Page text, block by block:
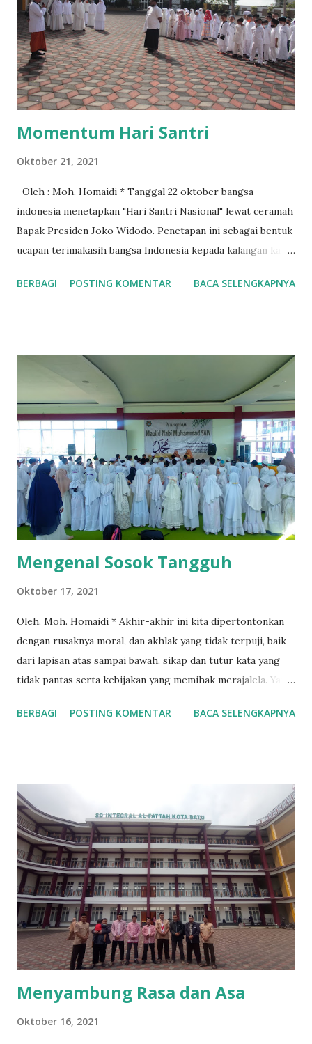
Mengingat kebutuhan dan kesibukan kawan-kawan inilah
menjadi landasan dasar pengambilan kebijakan sementara,
bahwa tahun 2021 LTC cukup enam kali, sesuai jumlah rayon
yang ada. Hal ini juga sebagai upaya mencetak instruktur
yang bejiwa pemimpin dan murabbi. Semangat melahirkan
e...
Momentum Hari Santri
Oktober 21, 2021
Oleh : Moh. Homaidi * Tanggal 22 oktober bangsa
indonesia menetapkan "Hari Santri Nasional" lewat ceramah
Bapak Presiden Joko Widodo. Penetapan ini sebagai bentuk
ucapan terimakasih bangsa Indonesia kepada kalangan kaum
ada pristiwa besar yang patut kita kenang bahkan menjadi
Hasyim Asy'ari menyatakan resulusi jihad. Dengan semangat
jihad inilah para Ulama dan Santri turun ke galanggang
dengan membawa bambu runcing sebagai senjata, dan alat
tumpul lainnya. Diiri takbir yang membara dan bekal
seadanya mampu menjadi senjata yang mematikan. Berkat
karunia Allah, dengan semangat para santri, kemerdekaan
bangsa Indonesia mudah diraih, "Merdeka" Bung Tomo
berteriak, diiri takbir. Allahu Akbar . Sehingga menjadi
sebuah kewajaran pemerintah ...
BERBAGI POSTING KOMENTAR BACA SELENGKAPNYA
Mengenal Sosok Tangguh
Oktober 17, 2021
Oleh. Moh. Homaidi * Akhir-akhir ini kita dipertontonkan
dengan rusaknya moral, dan akhlak yang tidak terpuji, baik
dari lapisan atas sampai bawah, sikap dan tutur kata yang
tidak pantas serta kebijakan yang memihak merajalela. Yang
bahkan menjadi terdakwa, sebagaimana kejadian yang ada di
oleh kapolda dari jabatannya karena memutar balikkan fakta
yang ada. Korupsi yang tidak kunjung usai bak hujan pasti
ada petir, kebaikan diiringi keburukan, ditambah lagi
pendidikan yang hampir dua tahun ini masih tersandra
dengan pandemi, sehingga wajar akhlak yang seharusnya
terpupuk di sekolah, terwakilkan di ganged. Sehingga wajar
rusaknya akhlak ini merambah ke barbagai lapisan, baru-
baru ini terlampir di laman berita di liputan 6.net di jogja
bahwa ada siswa ...
BERBAGI POSTING KOMENTAR BACA SELENGKAPNYA
Menyambung Rasa dan Asa
Oktober 16, 2021